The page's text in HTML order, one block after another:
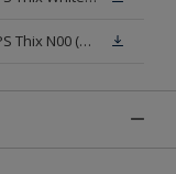
Veiligheidsinformatieblad Rubbol EPS Thix N00 (MSDS)